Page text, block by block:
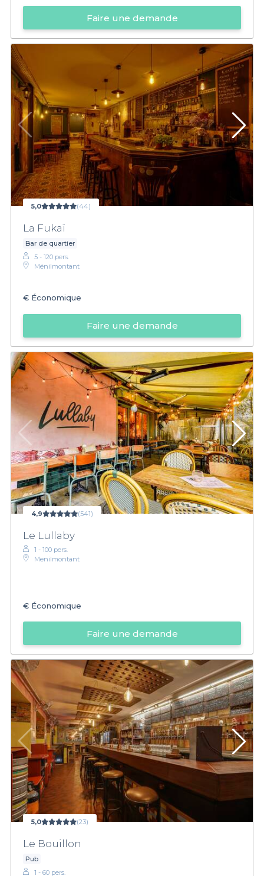
Faire une demande
5,0 (44)
La Fukaï
Bar de quartier
5 - 120 pers.
Ménilmontant
€ Économique
Faire une demande
4,9 (541)
Le Lullaby
1 - 100 pers.
Menilmontant
€ Économique
Faire une demande
5,0 (23)
Le Bouillon
Pub
1 - 60 pers.